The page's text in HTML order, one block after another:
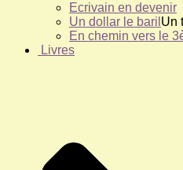
Ecrivain en devenir
Un dollar le baril Un
En chemin vers le
Livres